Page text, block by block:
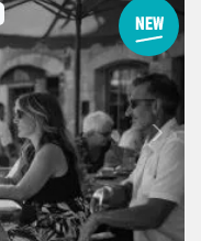
Suivant